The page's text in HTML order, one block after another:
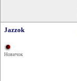
Jazzok
Новичок